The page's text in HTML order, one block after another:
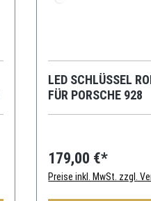
LED SCHLÜSSEL
FÜR PORSCHE 928
179,00 €*
Preise inkl. MwSt. zzgl.